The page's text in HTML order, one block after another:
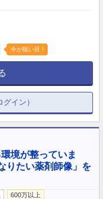
今が狙い目！
イン）
境が整っていま
りたい薬剤師像」を
600万以上